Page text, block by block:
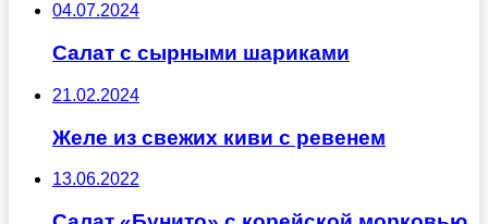
04.07.2024
Салат с сырными шариками
21.02.2024
Желе из свежих киви с ревенем
13.06.2022